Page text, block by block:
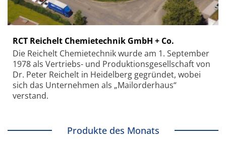
RCT Reichelt Chemietechnik GmbH + Co.
Die Reichelt Chemietechnik wurde am 1. September
1978 als Vertriebs- und Produktionsgesellschaft von
Dr. Peter Reichelt in Heidelberg gegründet, wobei
sich das Unternehmen als „Mailorderhaus“
verstand.
Produkte des Monats